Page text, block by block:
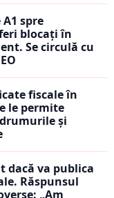
A1 spre
blocați în
Se circulă cu
fiscale în
le permite
și
dacă va publica
Răspunsul
„Am